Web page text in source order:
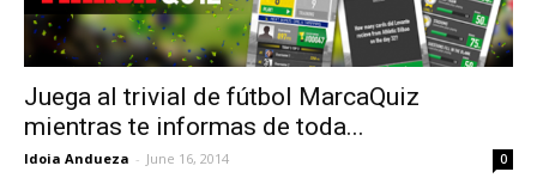
Juega al trivial de fútbol MarcaQuiz
mientras te informas de toda...
Idoia Andueza - June 16, 2014 0